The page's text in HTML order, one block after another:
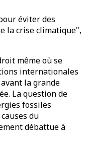
éviter des
la crise climatique",
même où se
internationales
la grande
La question de
fossiles
du
débattue à